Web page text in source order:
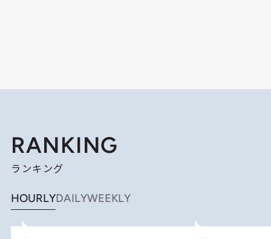
RANKING
ランキング
HOURLYDAILYWEEKLY